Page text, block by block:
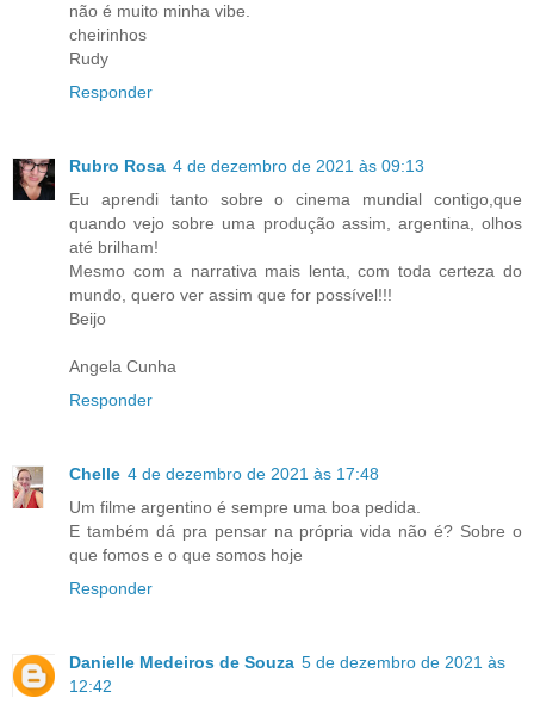
não é muito minha vibe.
cheirinhos
Rudy
Responder
Rubro Rosa 4 de dezembro de 2021 às 09:13
Eu aprendi tanto sobre o cinema mundial contigo,que
quando vejo sobre uma produção assim, argentina, olhos
até brilham!
Mesmo com a narrativa mais lenta, com toda certeza do
mundo, quero ver assim que for possível!!!
Beijo
Angela Cunha
Responder
Chelle 4 de dezembro de 2021 às 17:48
Um filme argentino é sempre uma boa pedida.
E também dá pra pensar na própria vida não é? Sobre o
que fomos e o que somos hoje
Responder
Danielle Medeiros de Souza 5 de dezembro de 2021 às
12:42